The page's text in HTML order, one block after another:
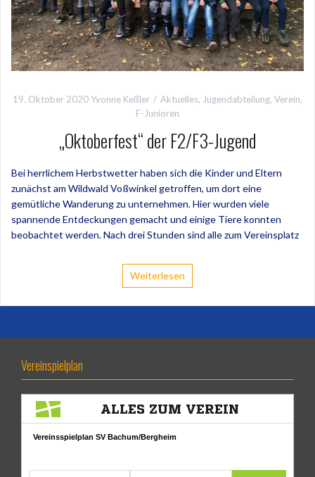
19. Oktober 2020Yvonne Keßler Aktuelles, Jugendabteilung, Verein,
F-Junioren
„Oktoberfest“ der F2/F3-Jugend
Bei herrlichem Herbstwetter haben sich die Kinder und Eltern
zunächst am Wildwald Voßwinkel getroffen, um dort eine
gemütliche Wanderung zu unternehmen. Hier wurden viele
spannende Entdeckungen gemacht und einige Tiere konnten
beobachtet werden. Nach drei Stunden sind alle zum Vereinsplatz
Weiterlesen
Vereinspielplan